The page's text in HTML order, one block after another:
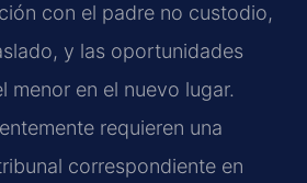
con el padre no custodio,
y las oportunidades
menor en el nuevo lugar.
requieren una
correspondiente en